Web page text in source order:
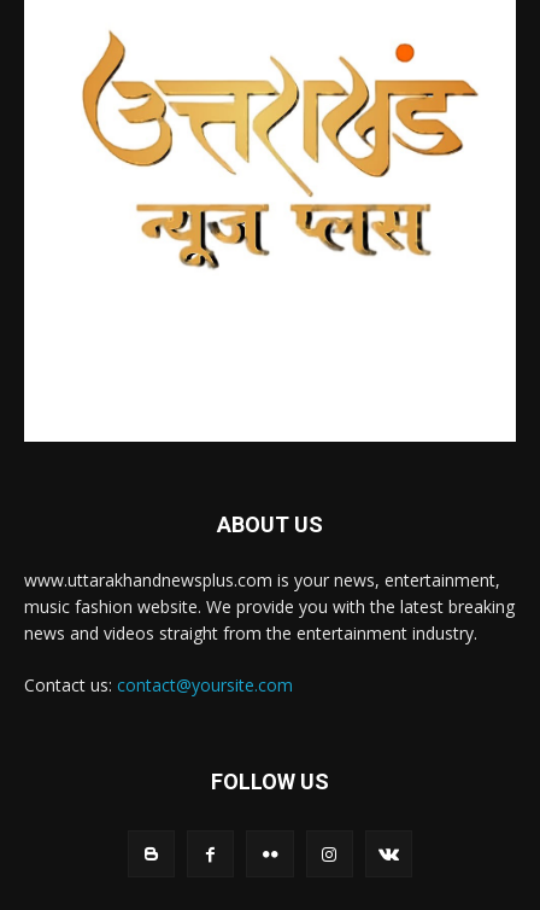
ABOUT US
www.uttarakhandnewsplus.com is your news, entertainment,
music fashion website. We provide you with the latest breaking
news and videos straight from the entertainment industry.
Contact us: contact@yoursite.com
FOLLOW US